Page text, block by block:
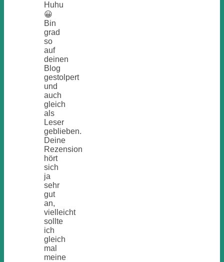
Huhu
😀
Bin
grad
so
auf
deinen
Blog
gestolpert
und
auch
gleich
als
Leser
geblieben.
Deine
Rezension
hört
sich
ja
sehr
gut
an,
vielleicht
sollte
ich
gleich
mal
meine